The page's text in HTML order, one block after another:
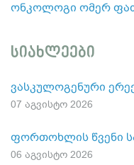
ონკოლოგი ომერ
სიახლეები
ვასკულოგენური
07 აგვისტო 2026
ფორთოხლის წვენი
06 აგვისტო 2026